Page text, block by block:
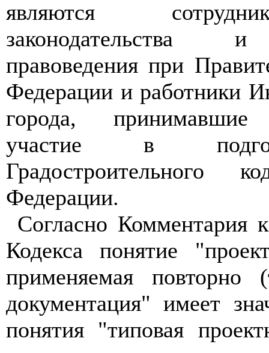
являются
законодательства и
правоведения при
Федерации и работники
города, принимавшие
участие в
Градостроительного
Федерации.
Согласно Комментария
Кодекса понятие
применяемая повторно
документация" имеет
понятия "типовая